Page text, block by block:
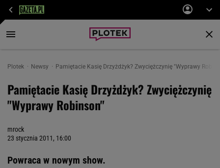
Plotek Newsy Pamiętacie Kasię Drzyżdżyk? Zwyciężczynię "Wyprawy
Pamiętacie Kasię Drzyżdżyk? Zwyciężczynię
"Wyprawy Robinson"
mrock
23 stycznia 2011, 16:00
Powraca w nowym show.